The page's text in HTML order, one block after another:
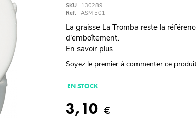
SKU 130289
Ref. ASM 501
La graisse La Tromba reste la
d'emboîtement.
En savoir plus
Soyez le premier à commenter ce
EN STOCK
3,10 €